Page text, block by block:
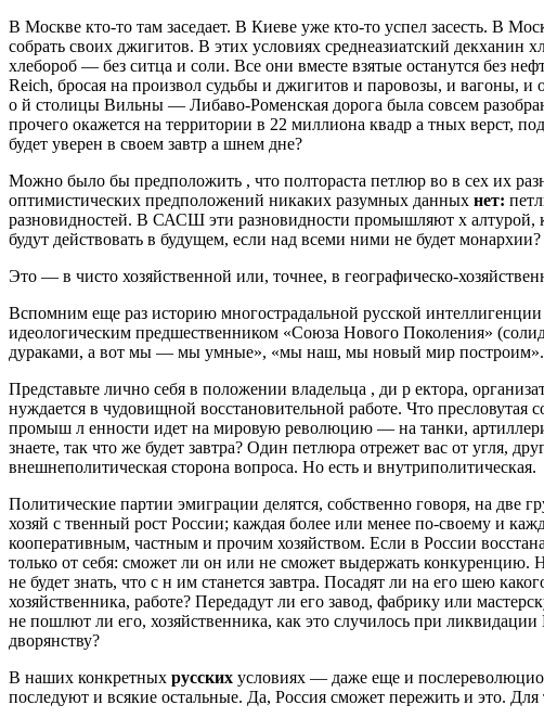
В Москве кто-то там заседает. В Киеве уже кто-то успел засесть. В
собрать своих джигитов. В этих условиях среднеазиатский декханин
хлебороб — без ситца и соли. Все они вместе взятые останутся без
Reich, бросая на произвол судьбы и джигитов и паровозы, и вагоны, и
о й столицы Вильны — Либаво-Роменская дорога была совсем
прочего окажется на территории в 22 миллиона квадр а тных верст,
будет уверен в своем завтр а шнем дне?
Можно было бы предположить , что полтораста петлюр во в сех их
оптимистических предположений никаких разумных данных нет:
разновидностей. В САСШ эти разновидности промышляют х алтурой,
будут действовать в будущем, если над всеми ними не будет монархии?
Это — в чисто хозяйственной или, точнее, в географическо-
Вспомним еще раз историю многострадальной русской
идеологическим предшественником «Союза Нового Поколения»
дураками, а вот мы — мы умные», «мы наш, мы новый мир построим».
Представьте лично себя в положении владельца , ди р ектора,
нуждается в чудовищной восстановительной работе. Что
промыш л енности идет на мировую революцию — на танки,
знаете, так что же будет завтра? Один петлюра отрежет вас от угля,
внешнеполитическая сторона вопроса. Но есть и внутриполитическая.
Политические партии эмиграции делятся, собственно говоря, на две
хозяй с твенный рост России; каждая более или менее по-своему и
кооперативным, частным и прочим хозяйством. Если в России
только от себя: сможет ли он или не сможет выдержать конкуренцию.
не будет знать, что с н им станется завтра. Посадят ли на его шею
хозяйственника, работе? Передадут ли его завод, фабрику или
не пошлют ли его, хозяйственника, как это случилось при
дворянству?
В наших конкретных русских условиях — даже еще и
последуют и всякие остальные. Да, Россия сможет пережить и это.